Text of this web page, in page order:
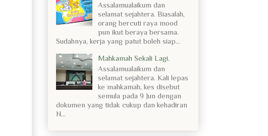
Assalamualaikum dan
selamat sejahtera. Biasalah,
orang bercuti raya mood
pun ikut beraya bersama.
Sudahnya, kerja yang patut boleh siap...
Mahkamah Sekali Lagi.
Assalamualaikum dan
selamat sejahtera. Kali lepas
ke mahkamah, kes disebut
semula pada 9 Jun dengan
dokumen yang tidak cukup dan kehadiran
N...